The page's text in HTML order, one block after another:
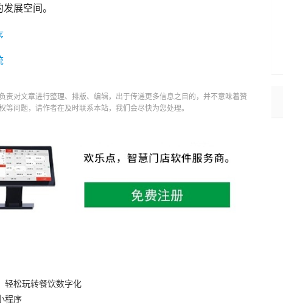
展空间。
责对文章进行整理、排版、编辑，出于传递更多信息之目的，并不意味着赞
问题，请作者在及时联系本站，我们会尽快为您处理。
轻松玩转餐饮数字化
程序